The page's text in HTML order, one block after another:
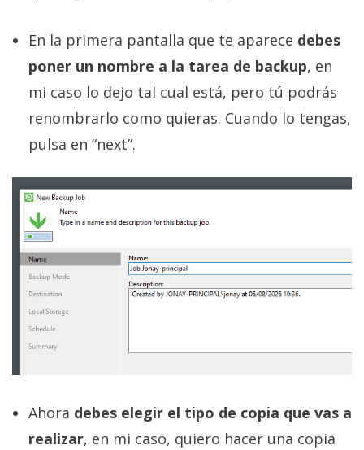
En la primera pantalla que te aparece debes
poner un nombre a la tarea de backup, en
mi caso lo dejo tal cual está, pero tú podrás
renombrarlo como quieras. Cuando lo tengas,
pulsa en “next”.
Ahora debes elegir el tipo de copia que vas a
realizar, en mi caso, quiero hacer una copia